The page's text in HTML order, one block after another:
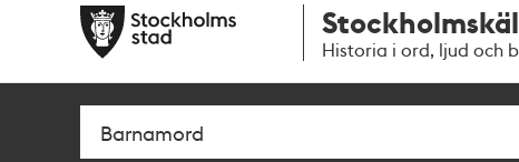
navigationen
huvudinnehållet
Historia i ord, ljud och
Sök